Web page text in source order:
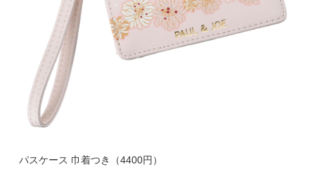
パスケース 巾着つき（4400円）